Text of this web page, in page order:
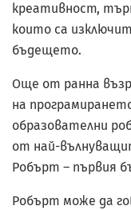
креативност,
които са
бъдещето.
Още от ранна
на
образователни
от най-
Робърт – първия
Робърт може да